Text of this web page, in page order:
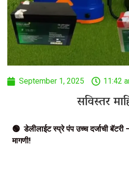
September 1, 2025 11:42
सविस्तर
🟢 डेलीलाईट स्प्रे पंप उच्च दर्जाची
मागणी!